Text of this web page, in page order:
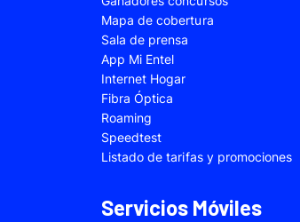
Samsung Galaxy A22
Samsung Galaxy A34
Samsung Galaxy A54
Samsung Galaxy S22 Plus
Samsung Galaxy S23 Fe
Samsung Galaxy Z Flip 4
Mapa de cobertura
Sala de prensa
App Mi Entel
Internet Hogar
Fibra Óptica
Roaming
Speedtest
Listado de tarifas y promociones
Servicios Móviles